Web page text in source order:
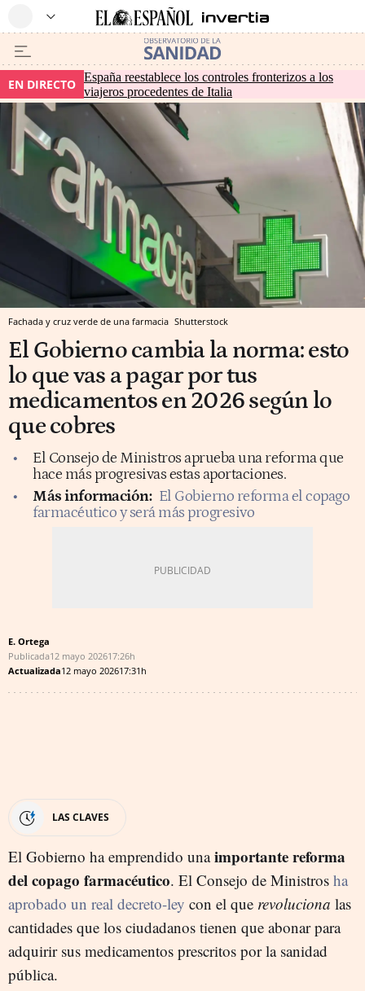
EN DIRECTO España reestablece los controles fronterizos a los
viajeros procedentes de Italia
Fachada y cruz verde de una farmacia Shutterstock
El Gobierno cambia la norma: esto
lo que vas a pagar por tus
medicamentos en 2026 según lo
que cobres
El Consejo de Ministros aprueba una reforma que
hace más progresivas estas aportaciones.
Más información: El Gobierno reforma el copago
farmacéutico y será más progresivo
E. Ortega
Publicada12 mayo 202617:26h
Actualizada12 mayo 202617:31h
LAS CLAVES
El Gobierno ha emprendido unaimportante reforma
del copago farmacéutico. El Consejo de Ministros ha
aprobado un real decreto-ley con el que revoluciona las
cantidades que los ciudadanos tienen que abonar para
adquirir sus medicamentos prescritos por la sanidad
pública.